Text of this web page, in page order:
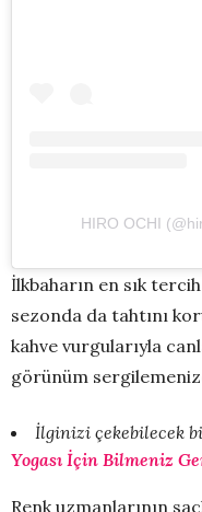
HIRO OCHI
İlkbaharın en sık
sezonda da tahtını
kahve vurgularıyla
görünüm
İlginizi çekebilecek
Yogası İçin Bilmeniz
Renk uzmanlarının